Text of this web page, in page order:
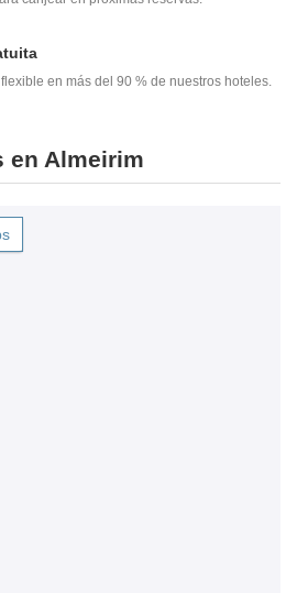
en más del 90 % de nuestros hoteles.
en Almeirim